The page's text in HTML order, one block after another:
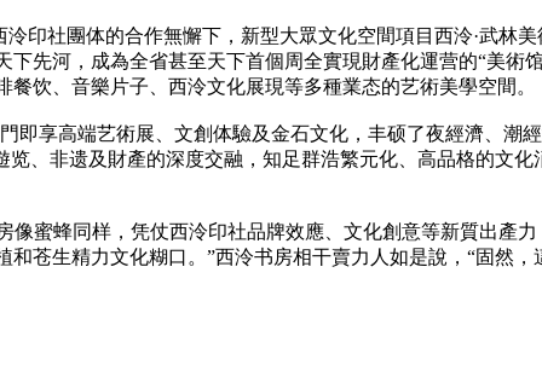
印社團体的合作無懈下，新型大眾文化空間項目西泠·武林
先河，成為全省甚至天下首個周全實現財產化運营的“美術
饮、音樂片子、西泠文化展現等多種業态的艺術美學空間。
享高端艺術展、文創体驗及金石文化，丰硕了夜經濟、潮
、非遗及財產的深度交融，知足群浩繁元化、高品格的文
像蜜蜂同样，凭仗西泠印社品牌效應、文化創意等新質出產
苍生精力文化糊口。”西泠书房相干賣力人如是說，“固然，